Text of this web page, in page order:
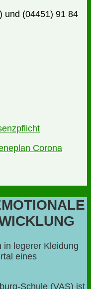
und (04451) 91 84
Corona
Schule (VAS) ist